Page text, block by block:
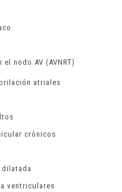
nodo AV (AVNRT)
atriales
crónicos
ventriculares